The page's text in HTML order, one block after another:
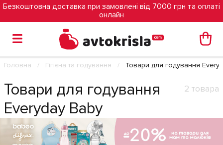
Безкоштовна доставка при замовлені від 7000 грн та оплаті
онлайн
Головна Гігієна та годування Товари для годування
Товари для годування
Everyday Baby
2 товара